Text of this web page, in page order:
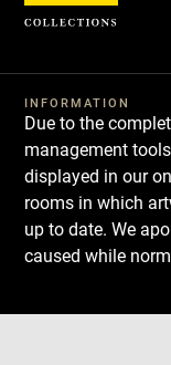
INFORMATION
Due to the
management
displayed in our
rooms in which
up to date. We
caused while
Download
Next
Previous
Cookies management